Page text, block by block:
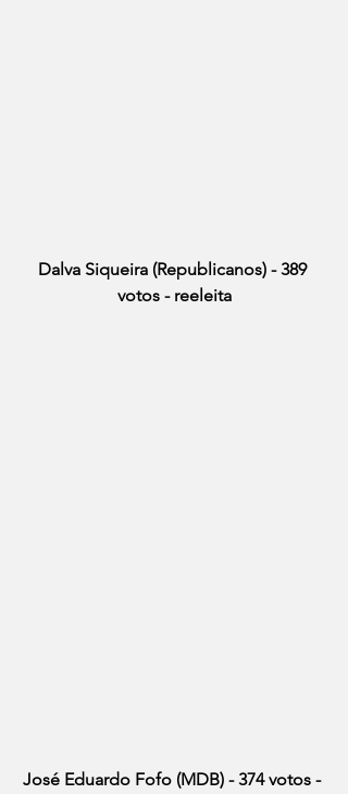
Dalva Siqueira (Republicanos) - 389
votos - reeleita
José Eduardo Fofo (MDB) - 374 votos -